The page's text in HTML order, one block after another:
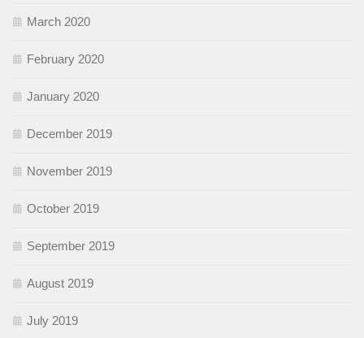
March 2020
February 2020
January 2020
December 2019
November 2019
October 2019
September 2019
August 2019
July 2019